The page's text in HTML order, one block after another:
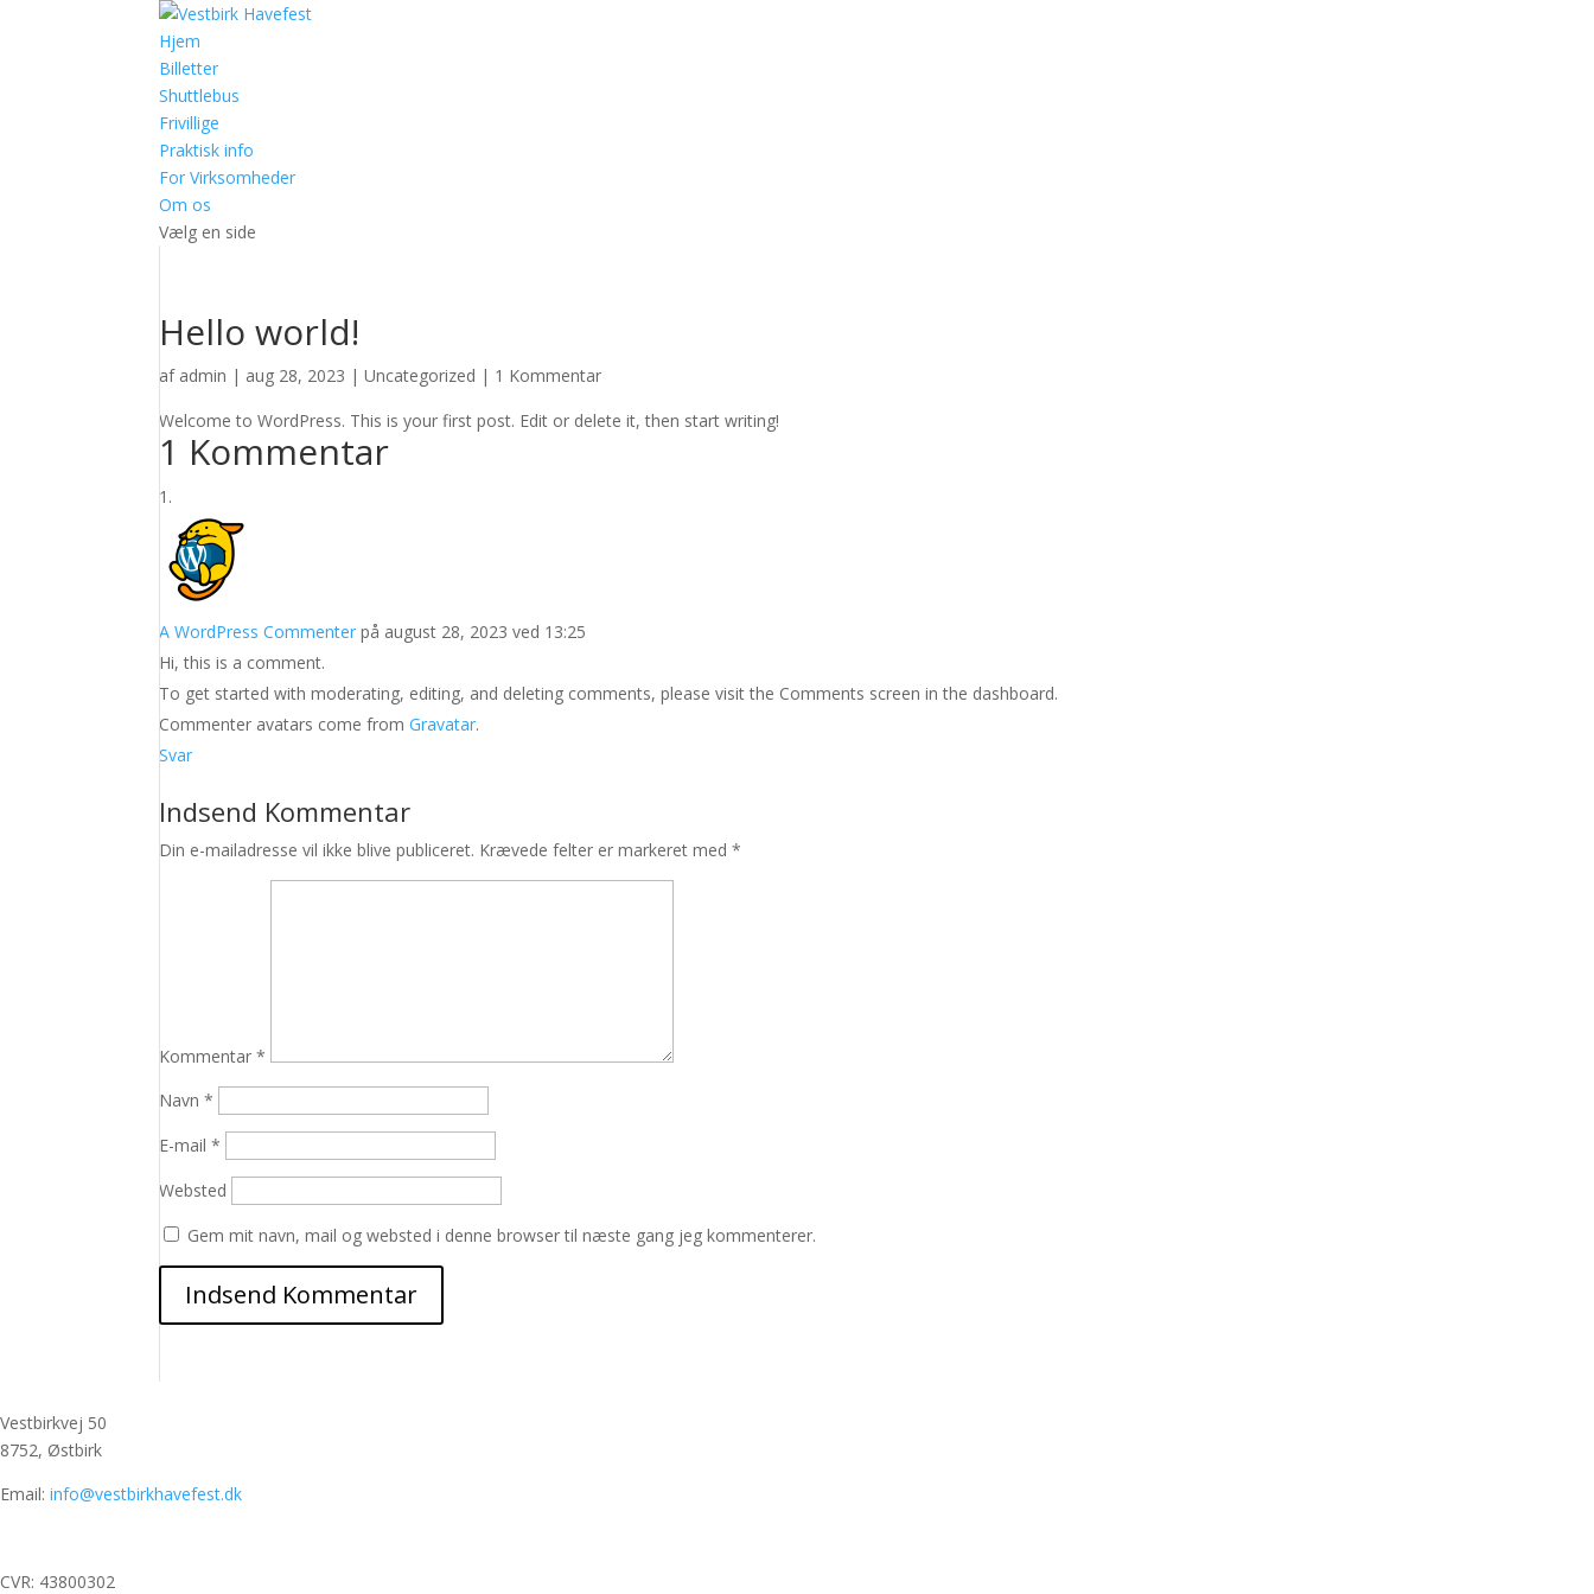
Hjem
Billetter
Shuttlebus
Frivillige
Praktisk info
For Virksomheder
Om os
Vælg en side
Hello world!
af admin | aug 28, 2023 |Uncategorized | 1 Kommentar
Welcome to WordPress. This is your first post. Edit or delete it, then start writing!
1 Kommentar
A WordPress Commenter på august 28, 2023 ved 13:25
Hi, this is a comment.
To get started with moderating, editing, and deleting comments, please visit the Comments screen in the dashboard.
Commenter avatars come fromGravatar.
Svar
Indsend Kommentar
Din e-mailadresse vil ikke blive publiceret. Krævede felter er markeret med*
Kommentar*
Navn*
E-mail*
Websted
Gem mit navn, mail og websted i denne browser til næste gang jeg kommenterer.
Vestbirkvej 50
8752, Østbirk
Email: info@vestbirkhavefest.dk
CVR: 43800302